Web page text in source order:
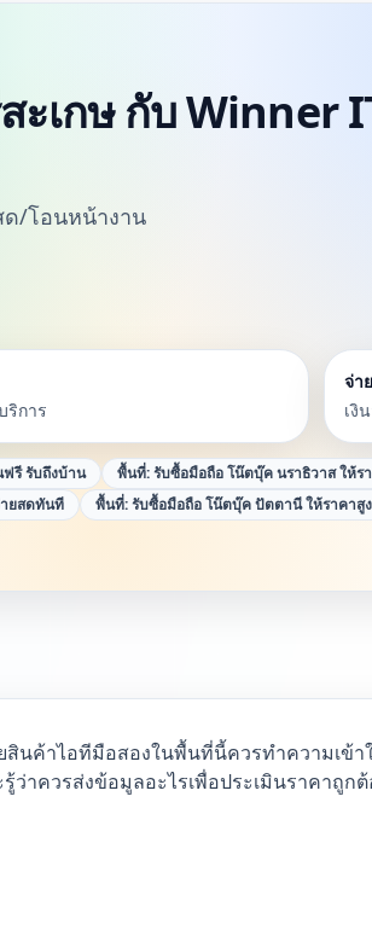
เกษ กับ Winner
ด/โอนหน้างาน
ริการ
จ่า
เงิ
รี รับถึงบ้าน พื้นที่:รับซื้อมือถือ โน๊ตบุ๊ค นราธิวาส ให้ร
ายสดทันที พื้นที่:รับซื้อมือถือ โน๊ตบุ๊ค ปัตตานี ให้ราคาสู
สินค้าไอทีมือสองในพื้นที่นี้ควรทำความเข้า
าควรส่งข้อมูลอะไรเพื่อประเมินราคาถู